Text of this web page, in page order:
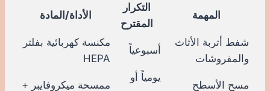
المهمة
التكرار
المقترح
الأداة/المادة
شفط أتربة الأثاث
والمفروشات
أسبوعياً
مكنسة كهربائية بفلتر
HEPA
مسح الأسطح
يومياً أو
ممسحة ميكروفايبر +